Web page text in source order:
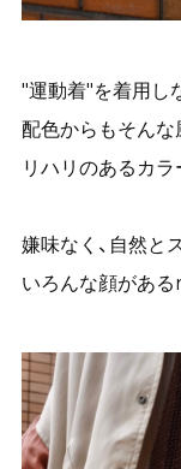
"運動着"を着用し
配色からもそんな
リハリのあるカラ
嫌味なく、自然と
いろんな顔があ